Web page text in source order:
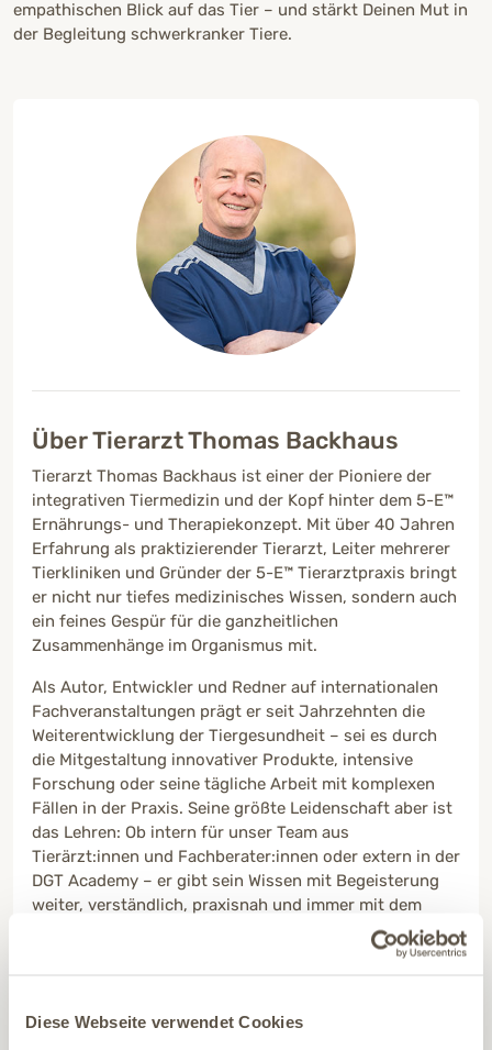
Diese Webseite verwendet Cookies
empathischen Blick auf das Tier – und stärkt Deinen Mut in
der Begleitung schwerkranker Tiere.
Über Tierarzt Thomas Backhaus
Tierarzt Thomas Backhaus ist einer der Pioniere der
integrativen Tiermedizin und der Kopf hinter dem 5-E™
Ernährungs- und Therapiekonzept. Mit über 40 Jahren
Erfahrung als praktizierender Tierarzt, Leiter mehrerer
Tierkliniken und Gründer der 5-E™ Tierarztpraxis bringt
er nicht nur tiefes medizinisches Wissen, sondern auch
ein feines Gespür für die ganzheitlichen
Zusammenhänge im Organismus mit.
Als Autor, Entwickler und Redner auf internationalen
Fachveranstaltungen prägt er seit Jahrzehnten die
Weiterentwicklung der Tiergesundheit – sei es durch
die Mitgestaltung innovativer Produkte, intensive
Forschung oder seine tägliche Arbeit mit komplexen
Fällen in der Praxis. Seine größte Leidenschaft aber ist
das Lehren: Ob intern für unser Team aus
Tierärzt:innen und Fachberater:innen oder extern in der
DGT Academy – er gibt sein Wissen mit Begeisterung
weiter, verständlich, praxisnah und immer mit dem